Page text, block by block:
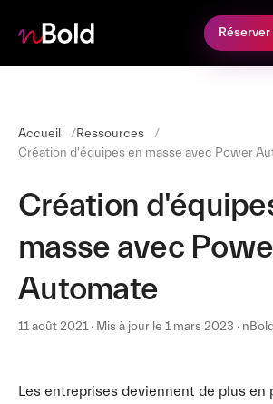
Accueil
Ressources
Création d'équipes en masse avec Power
Création
masse avec
Automate
11 août 2021 · Mis à jour le 1 mars 2023 · nBold
Les entreprises deviennent de plus en